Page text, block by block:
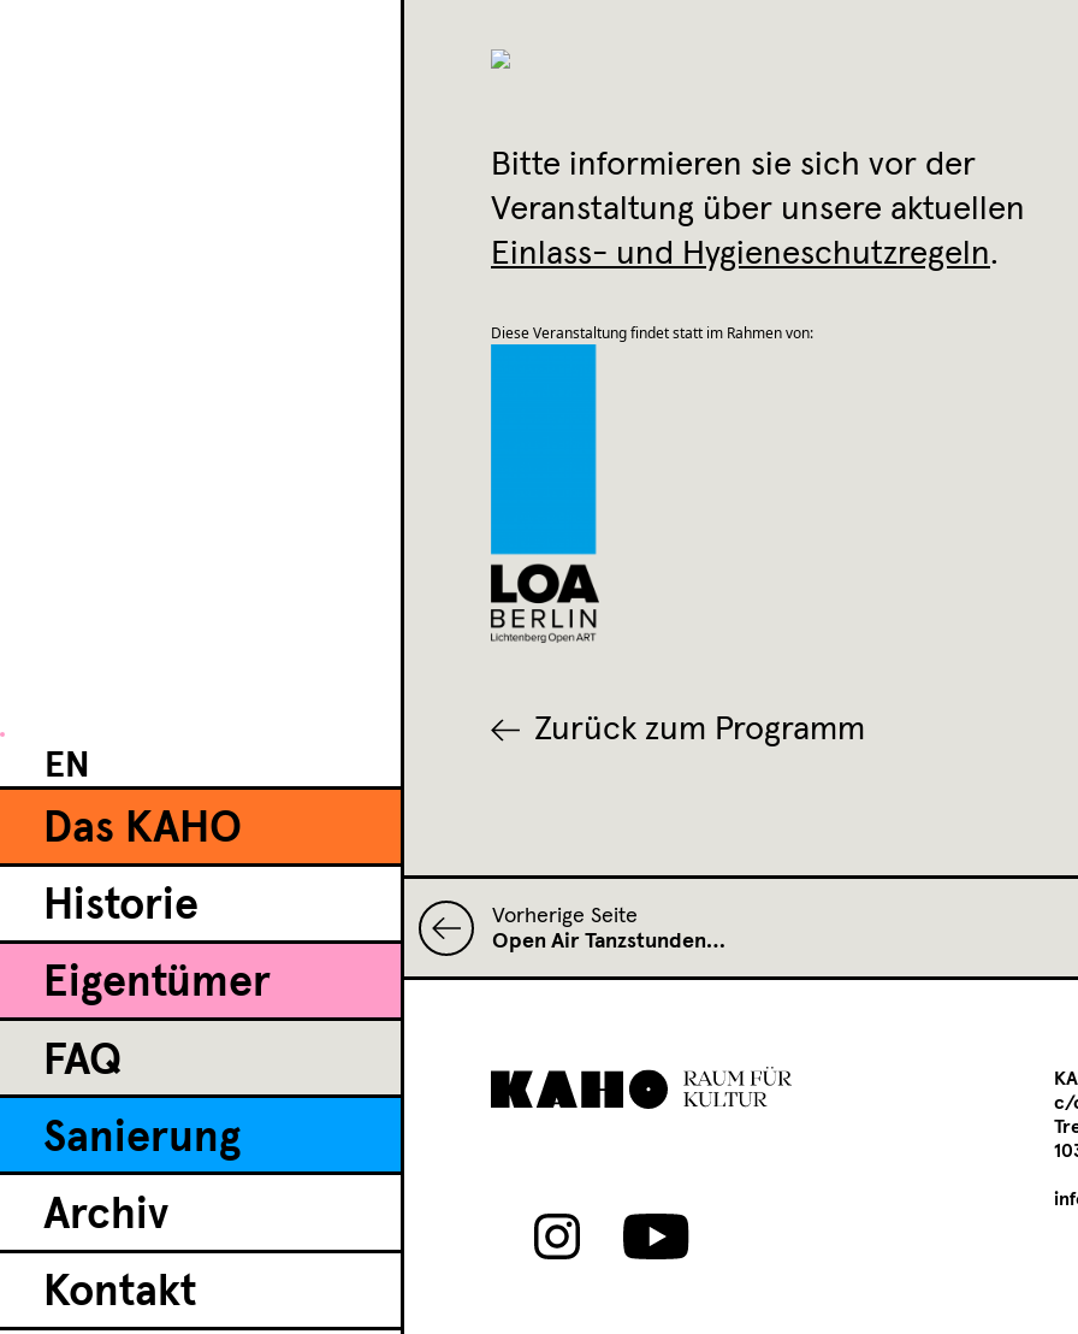
EN
Das KAHO
Historie
Eigentümer
FAQ
Sanierung
Archiv
Kontakt
Bitte informieren sie sich vor der
Veranstaltung über unsere aktuellen
Einlass- und Hygieneschutzregeln.
Diese Veranstaltung findet statt im Rahmen von:
Zurück zum Programm
Vorherige Seite
Open Air Tanzstunden…
c/